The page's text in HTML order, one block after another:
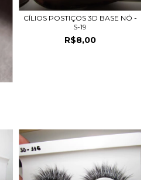
CÍLIOS POSTIÇOS 3D BASE NÓ -
S-19
R$8,00